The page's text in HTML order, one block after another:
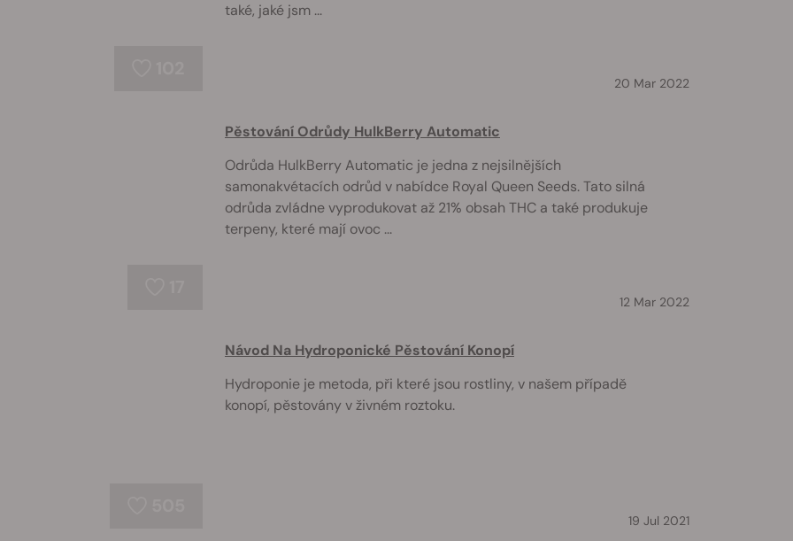
také, jaké jsm ...
20 Mar 2022
Pěstování Odrůdy HulkBerry Automatic
Odrůda HulkBerry Automatic je jedna z nejsilnějších
samonakvétacích odrůd v nabídce Royal Queen Seeds. Tato silná
odrůda zvládne vyprodukovat až 21% obsah THC a také produkuje
terpeny, které mají ovoc ...
12 Mar 2022
Návod Na Hydroponické Pěstování Konopí
Hydroponie je metoda, při které jsou rostliny, v našem případě
konopí, pěstovány v živném roztoku.
19 Jul 2021